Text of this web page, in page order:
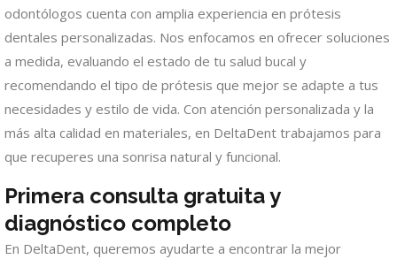
odontólogos cuenta con amplia experiencia en prótesis
dentales personalizadas. Nos enfocamos en ofrecer soluciones
a medida, evaluando el estado de tu salud bucal y
recomendando el tipo de prótesis que mejor se adapte a tus
necesidades y estilo de vida. Con atención personalizada y la
más alta calidad en materiales, en DeltaDent trabajamos para
que recuperes una sonrisa natural y funcional.
Primera consulta gratuita y
diagnóstico completo
En DeltaDent, queremos ayudarte a encontrar la mejor